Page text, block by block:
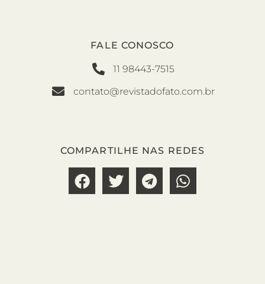
FALE CONOSCO
11 98443-7515
contato@revistadofato.com.br
COMPARTILHE NAS REDES